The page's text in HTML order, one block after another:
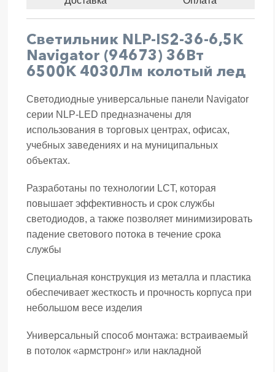
Светильник NLP-IS2-36-6,5K
Navigator (94673) 36Вт
6500К 4030Лм колотый лед
Светодиодные универсальные панели Navigator
серии NLP-LED предназначены для
использования в торговых центрах, офисах,
учебных заведениях и на муниципальных
объектах.
Разработаны по технологии LCT, которая
повышает эффективность и срок службы
светодиодов, а также позволяет минимизировать
падение светового потока в течение срока
службы
Специальная конструкция из металла и пластика
обеспечивает жесткость и прочность корпуса при
небольшом весе изделия
Универсальный способ монтажа: встраиваемый
в потолок «армстронг» или накладной